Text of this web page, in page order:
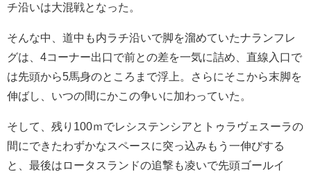
チ沿いは大混戦となった。
そんな中、道中も内ラチ沿いで脚を溜めていたナランフレ
グは、4コーナー出口で前との差を一気に詰め、直線入口で
は先頭から5馬身のところまで浮上。さらにそこから末脚を
伸ばし、いつの間にかこの争いに加わっていた。
そして、残り100ｍでレシステンシアとトゥラヴェスーラの
間にできたわずかなスペースに突っ込みもう一伸びする
と、最後はロータスランドの追撃も凌いで先頭ゴールイ